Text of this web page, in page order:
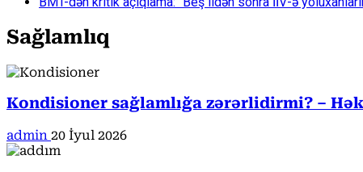
Sağlamlıq
Kondisioner sağlamlığa zərərlidirmi? –
admin 20 İyul 2026